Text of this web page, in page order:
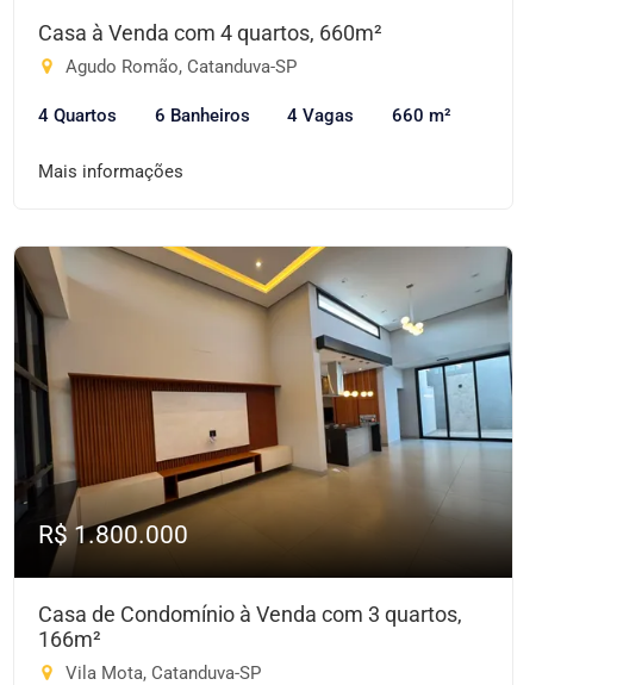
Casa à Venda com 4 quartos, 660m²
Agudo Romão, Catanduva-SP
4 Quartos 6 Banheiros 4 Vagas 660 m²
Mais informações
R$ 1.800.000
Casa de Condomínio à Venda com 3 quartos,
166m²
Vila Mota, Catanduva-SP